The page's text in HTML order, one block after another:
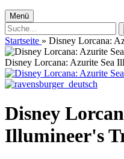
Menü
Startseite » Disney Lorcana:
Disney Lorcana: Azurite Sea
Disney
Illumineer's